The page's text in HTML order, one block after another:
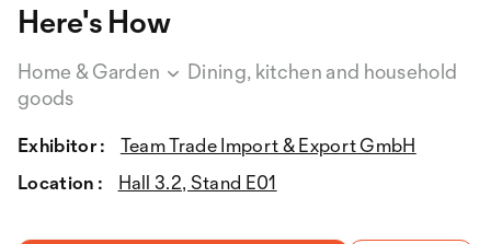
Here's How
Home & Garden
Dining, kitchen and household
goods
Exhibitor :
Team Trade Import & Export GmbH
Location :
Hall 3.2, Stand E01